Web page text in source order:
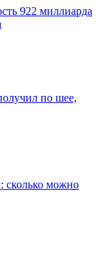
922 миллиарда
по шее,
сколько можно